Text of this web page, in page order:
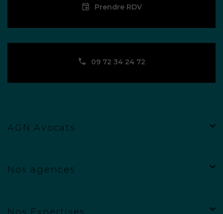
Prendre RDV
09 72 34 24 72
AGN Avocats
Nos agences